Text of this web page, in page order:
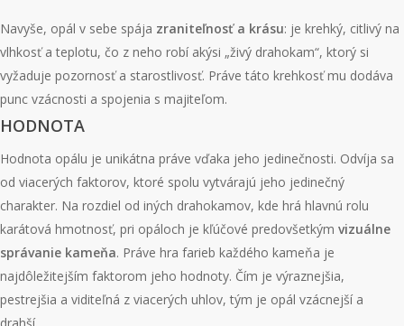
Navyše, opál v sebe spája zraniteľnosť a krásu: je krehký, citlivý na
vlhkosť a teplotu, čo z neho robí akýsi „živý drahokam“, ktorý si
vyžaduje pozornosť a starostlivosť. Práve táto krehkosť mu dodáva
punc vzácnosti a spojenia s majiteľom.
HODNOTA
Hodnota opálu je unikátna práve vďaka jeho jedinečnosti. Odvíja sa
od viacerých faktorov, ktoré spolu vytvárajú jeho jedinečný
charakter. Na rozdiel od iných drahokamov, kde hrá hlavnú rolu
karátová hmotnosť, pri opáloch je kľúčové predovšetkým vizuálne
správanie kameňa. Práve hra farieb každého kameňa je
najdôležitejším faktorom jeho hodnoty. Čím je výraznejšia,
pestrejšia a viditeľná z viacerých uhlov, tým je opál vzácnejší a